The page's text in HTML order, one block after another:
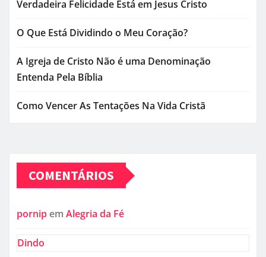
Verdadeira Felicidade Está em Jesus Cristo
O Que Está Dividindo o Meu Coração?
A Igreja de Cristo Não é uma Denominação
Entenda Pela Bíblia
Como Vencer As Tentações Na Vida Cristã
COMENTÁRIOS
pornip em Alegria da Fé
Dindo